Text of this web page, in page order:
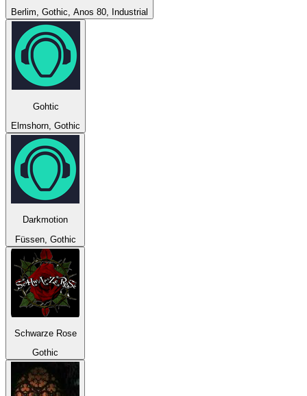
Berlim, Gothic, Anos 80, Industrial
Gohtic
Elmshorn, Gothic
Darkmotion
Füssen, Gothic
Schwarze Rose
Gothic